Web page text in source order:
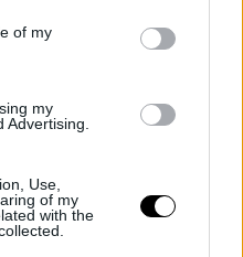
of my
my
Advertising.
Use,
of my
with the